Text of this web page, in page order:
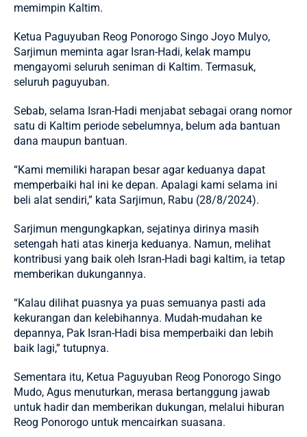
memimpin Kaltim.
Ketua Paguyuban Reog Ponorogo Singo Joyo Mulyo,
Sarjimun meminta agar Isran-Hadi, kelak mampu
mengayomi seluruh seniman di Kaltim. Termasuk,
seluruh paguyuban.
Sebab, selama Isran-Hadi menjabat sebagai orang nomor
satu di Kaltim periode sebelumnya, belum ada bantuan
dana maupun bantuan.
“Kami memiliki harapan besar agar keduanya dapat
memperbaiki hal ini ke depan. Apalagi kami selama ini
beli alat sendiri,” kata Sarjimun, Rabu (28/8/2024).
Sarjimun mengungkapkan, sejatinya dirinya masih
setengah hati atas kinerja keduanya. Namun, melihat
kontribusi yang baik oleh Isran-Hadi bagi kaltim, ia tetap
memberikan dukungannya.
“Kalau dilihat puasnya ya puas semuanya pasti ada
kekurangan dan kelebihannya. Mudah-mudahan ke
depannya, Pak Isran-Hadi bisa memperbaiki dan lebih
baik lagi,” tutupnya.
Sementara itu, Ketua Paguyuban Reog Ponorogo Singo
Mudo, Agus menuturkan, merasa bertanggung jawab
untuk hadir dan memberikan dukungan, melalui hiburan
Reog Ponorogo untuk mencairkan suasana.